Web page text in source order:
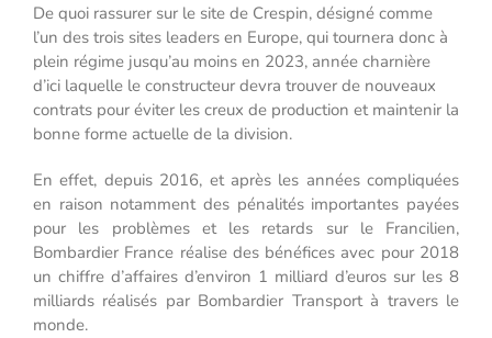
De quoi rassurer sur le site de Crespin, désigné comme
l’un des trois sites leaders en Europe, qui tournera donc à
plein régime jusqu’au moins en 2023, année charnière
d’ici laquelle le constructeur devra trouver de nouveaux
contrats pour éviter les creux de production et maintenir la
bonne forme actuelle de la division.
En effet, depuis 2016, et après les années compliquées
en raison notamment des pénalités importantes payées
pour les problèmes et les retards sur le Francilien,
Bombardier France réalise des bénéfices avec pour 2018
un chiffre d’affaires d’environ 1 milliard d’euros sur les 8
milliards réalisés par Bombardier Transport à travers le
monde.